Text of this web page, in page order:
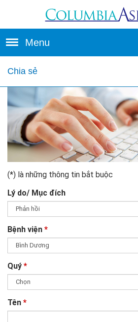
Menu
Chia sẻ
(*) là những thông tin bắt buộc
Lý do/ Mục đích
Bệnh viện *
Quý *
Tên *